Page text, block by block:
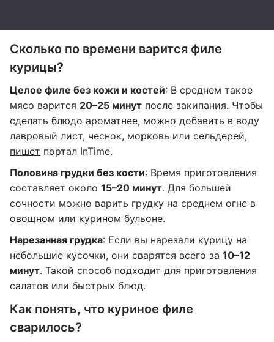
Сколько по времени варится филе
курицы?
Целое филе без кожи и костей: В среднем такое
мясо варится 20–25 минут после закипания. Чтобы
сделать блюдо ароматнее, можно добавить в воду
лавровый лист, чеснок, морковь или сельдерей,
пишет портал InTime.
Половина грудки без кости: Время приготовления
составляет около 15–20 минут. Для большей
сочности можно варить грудку на среднем огне в
овощном или курином бульоне.
Нарезанная грудка: Если вы нарезали курицу на
небольшие кусочки, они сварятся всего за 10–12
минут. Такой способ подходит для приготовления
салатов или быстрых блюд.
Как понять, что куриное филе
сварилось?